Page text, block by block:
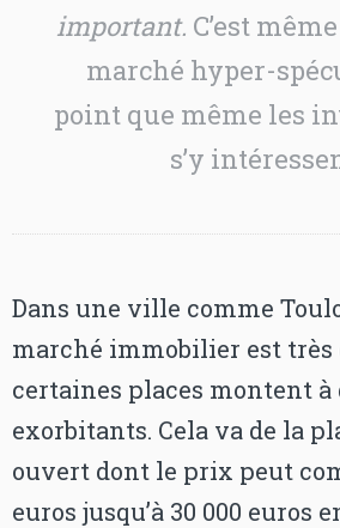
important. C’est
marché hyper-
point que même les
s’y
Dans une ville comme
marché immobilier est très
certaines places montent à
exorbitants. Cela va de la
ouvert dont le prix peut
euros jusqu’à 30 000 euros